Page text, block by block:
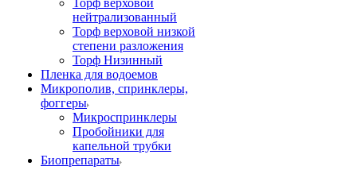
Торф верховой
нейтрализованный
Торф верховой низкой
степени разложения
Торф Низинный
Пленка для водоемов
Микрополив, спринклеры,
фоггеры
Микроспринклеры
Пробойники для
капельной трубки
Биопрепараты